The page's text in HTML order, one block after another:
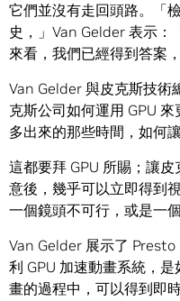
它們並沒有走回頭路。「
史，」Van Gelder 表示：
來看，我們已經得到答案
Van Gelder 與皮克斯技
克斯公司如何運用 GPU
多出來的那些時間，如何
這都要拜 GPU 所賜；讓
意後，幾乎可以立即得到
一個鏡頭不可行，或是一
Van Gelder 展示了
利 GPU 加速動畫系統，
畫的過程中，可以得到即